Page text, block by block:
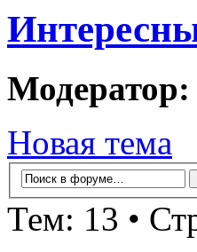
Модератор:
Новая тема
Тем: 13 •